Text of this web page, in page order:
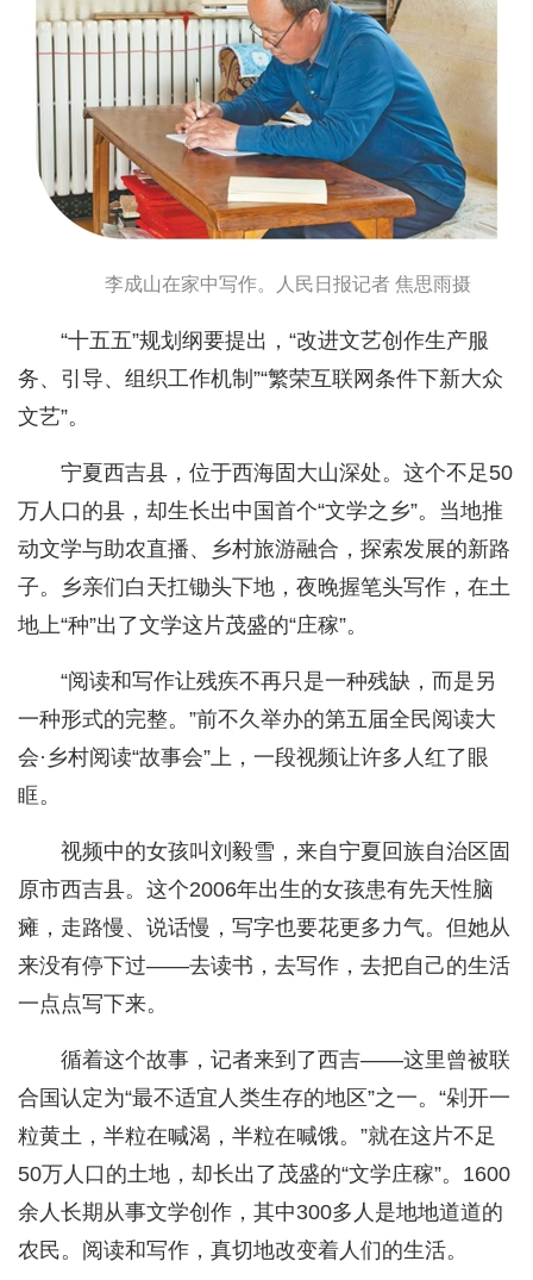
李成山在家中写作。人民日报记者 焦思雨摄
“十五五”规划纲要提出，“改进文艺创作生产服
务、引导、组织工作机制”“繁荣互联网条件下新大众
文艺”。
宁夏西吉县，位于西海固大山深处。这个不足50
万人口的县，却生长出中国首个“文学之乡”。当地推
动文学与助农直播、乡村旅游融合，探索发展的新路
子。乡亲们白天扛锄头下地，夜晚握笔头写作，在土
地上“种”出了文学这片茂盛的“庄稼”。
“阅读和写作让残疾不再只是一种残缺，而是另
一种形式的完整。”前不久举办的第五届全民阅读大
会·乡村阅读“故事会”上，一段视频让许多人红了眼
眶。
视频中的女孩叫刘毅雪，来自宁夏回族自治区固
原市西吉县。这个2006年出生的女孩患有先天性脑
瘫，走路慢、说话慢，写字也要花更多力气。但她从
来没有停下过——去读书，去写作，去把自己的生活
一点点写下来。
循着这个故事，记者来到了西吉——这里曾被联
合国认定为“最不适宜人类生存的地区”之一。“剁开一
粒黄土，半粒在喊渴，半粒在喊饿。”就在这片不足
50万人口的土地，却长出了茂盛的“文学庄稼”。1600
余人长期从事文学创作，其中300多人是地地道道的
农民。阅读和写作，真切地改变着人们的生活。